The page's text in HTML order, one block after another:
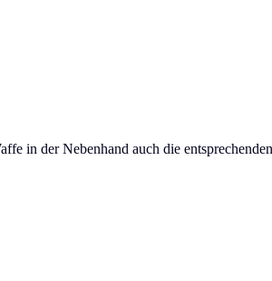
in der Nebenhand auch die